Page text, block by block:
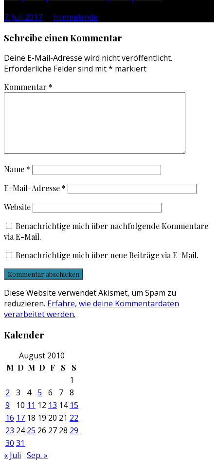
7. Juli 2017 himmelende
Schreibe einen Kommentar
Deine E-Mail-Adresse wird nicht veröffentlicht.
Erforderliche Felder sind mit* markiert
Kommentar *
Name *
E-Mail-Adresse *
Website
Benachrichtige mich über nachfolgende Kommentare
via E-Mail.
Benachrichtige mich über neue Beiträge via E-Mail.
Diese Website verwendet Akismet, um Spam zu
reduzieren. Erfahre, wie deine Kommentardaten
verarbeitet werden.
Kalender
August 2010
M D M D F S S
1
2
3 4 5 6 7 8
9
10 11 12 13 14 15
16 17 18 19 20 21 22
23 24 25 26 27 28 29
30 31
« Juli Sep. »